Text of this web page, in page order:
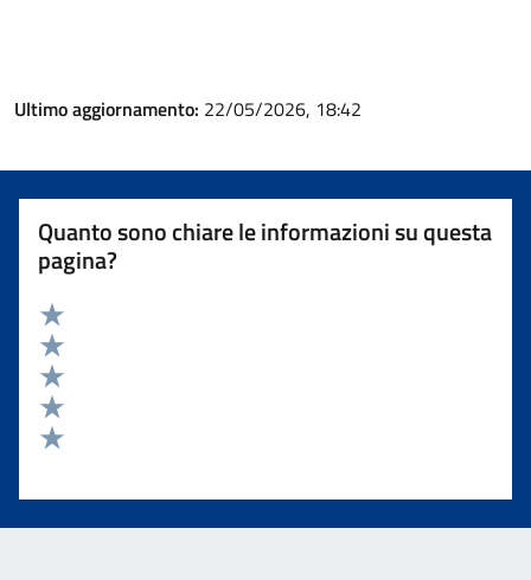
Ultimo aggiornamento: 22/05/2026, 18:42
Quanto sono chiare le informazioni su questa
pagina?
Valuta 5 stelle su 5
Valuta 4 stelle su 5
Valuta 3 stelle su 5
Valuta 2 stelle su 5